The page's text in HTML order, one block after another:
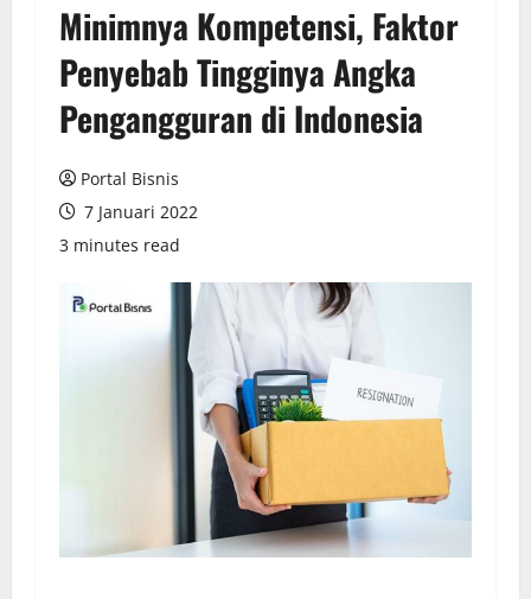
Minimnya Kompetensi, Faktor
Penyebab Tingginya Angka
Pengangguran di Indonesia
Portal Bisnis
7 Januari 2022
3 minutes read